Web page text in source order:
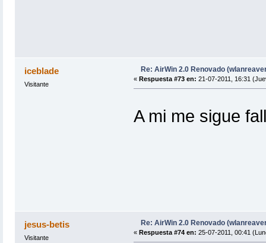
iceblade
Visitante
Re: AirWin 2.0 Renovado
« Respuesta #73 en: 21-07-2011, 16:31
A mi me sigue
jesus-betis
Visitante
Re: AirWin 2.0 Renovado
« Respuesta #74 en: 25-07-2011, 00:41